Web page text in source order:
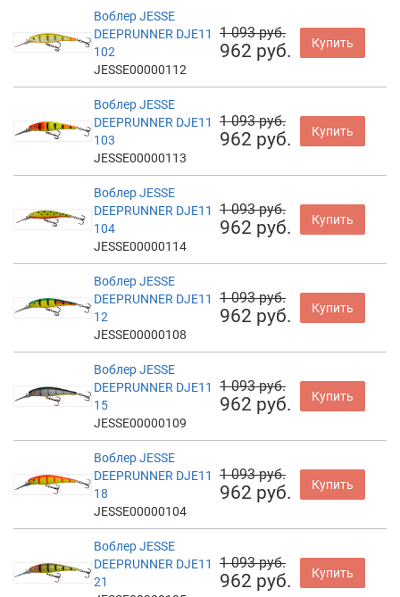
Воблер JESSE
DEEPRUNNER DJE11
102
JESSE00000112
1 093 руб.
962 руб. Купить
Воблер JESSE
DEEPRUNNER DJE11
103
JESSE00000113
1 093 руб.
962 руб. Купить
Воблер JESSE
DEEPRUNNER DJE11
104
JESSE00000114
1 093 руб.
962 руб. Купить
Воблер JESSE
DEEPRUNNER DJE11
12
JESSE00000108
1 093 руб.
962 руб. Купить
Воблер JESSE
DEEPRUNNER DJE11
15
JESSE00000109
1 093 руб.
962 руб. Купить
Воблер JESSE
DEEPRUNNER DJE11
18
JESSE00000104
1 093 руб.
962 руб. Купить
Воблер JESSE
DEEPRUNNER DJE11
21
1 093 руб.
962 руб. Купить